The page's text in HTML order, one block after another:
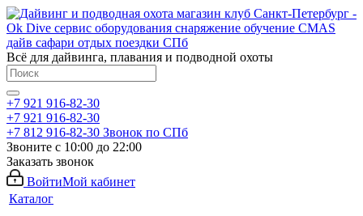
Всё для дайвинга, плавания и подводной охоты
+7 921 916-82-30
+7 921 916-82-30
+7 812 916-82-30 Звонок по СПб
Звоните с 10:00 до 22:00
Заказать звонок
ВойтиМой кабинет
Каталог